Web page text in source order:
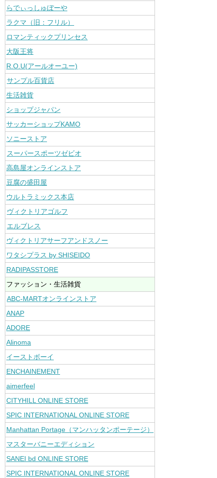
らでぃっしゅぼーや
ラクマ（旧：フリル）
ロマンティックプリンセス
大阪王将
R.O.U(アールオーユー)
サンプル百貨店
生活雑貨
ショップジャパン
サッカーショップKAMO
ソニーストア
スーパースポーツゼビオ
高島屋オンラインストア
豆腐の盛田屋
ウルトラミックス本店
ヴィクトリアゴルフ
エルブレス
ヴィクトリアサーフアンドスノー
ワタシプラス by SHISEIDO
RADIPASSTORE
ファッション・生活雑貨
ABC-MARTオンラインストア
ANAP
ADORE
Alinoma
イーストボーイ
ENCHAINEMENT
aimerfeel
CITYHILL ONLINE STORE
SPIC INTERNATIONAL ONLINE STORE
Manhattan Portage（マンハッタンポーテージ）
マスターバニーエディション
SANEI bd ONLINE STORE
SPIC INTERNATIONAL ONLINE STORE